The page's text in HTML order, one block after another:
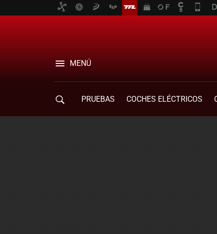
MENÚ
PRUEBAS COCHES ELÉCTRICOS